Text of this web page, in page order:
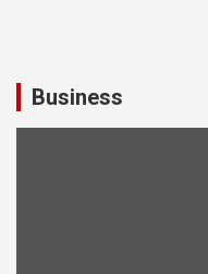
Business